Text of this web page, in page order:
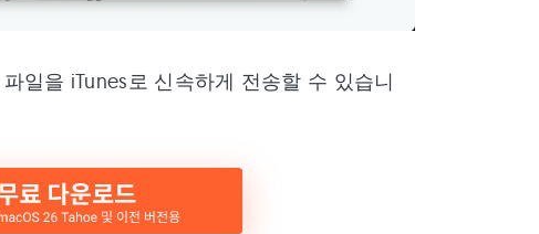
일을 iTunes로 신속하게 전송할 수 있습니